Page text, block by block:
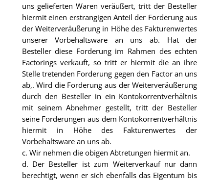
uns gelieferten Waren veräußert, tritt der Besteller
hiermit einen erstrangigen Anteil der Forderung aus
der Weiterveräußerung in Höhe des Fakturenwertes
unserer Vorbehaltsware an uns ab. Hat der
Besteller diese Forderung im Rahmen des echten
Factorings verkauft, so tritt er hiermit die an ihre
Stelle tretenden Forderung gegen den Factor an uns
ab,. Wird die Forderung aus der Weiterveräußerung
durch den Besteller in ein Kontokorrentverhältnis
mit seinem Abnehmer gestellt, tritt der Besteller
seine Forderungen aus dem Kontokorrentverhältnis
hiermit in Höhe des Fakturenwertes der
Vorbehaltsware an uns ab.
c. Wir nehmen die obigen Abtretungen hiermit an.
d. Der Besteller ist zum Weiterverkauf nur dann
berechtigt, wenn er sich ebenfalls das Eigentum bis